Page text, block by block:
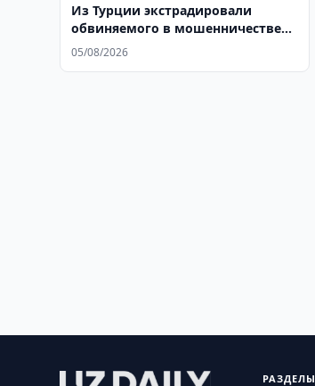
Из Турции экстрадировали
обвиняемого в мошенничестве
узбекистанца
05/08/2026
РАЗДЕЛЫ